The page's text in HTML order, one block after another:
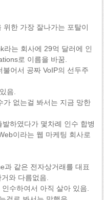
한 가장 잘나가는 포탈이
는 회사에 29억 달러에 인
로 이름을 바꿈.
어서 공짜 VoIP의 선두주
음.
없는걸 봐서는 지금 망한
하였다가 몇차례 인수 합병
이라는 웹 마케팅 회사로
과 같은 전자상거래를 대표
와 다름없음.
수하여서 아직 살아 있음.